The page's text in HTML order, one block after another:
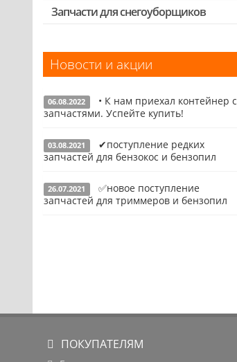
Выключатели, переключатели
Запчасти для УШМ (болгарок)
другие
Якоря, статоры
Щётки, щёточные узлы
Скидка 50%
Запчасти для снегоуборщиков
Новости и акции
06.08.2022
• К нам приехал контейнер с
запчастями. Успейте купить!
Подробнее
03.08.2021
✔поступление редких
запчастей для бензокос и бензопил
Подробнее
26.07.2021
✅новое поступление
запчастей для триммеров и бензопил
ПОКУПАТЕЛЯМ